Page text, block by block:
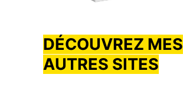
DÉCOUVREZ MES
AUTRES SITES